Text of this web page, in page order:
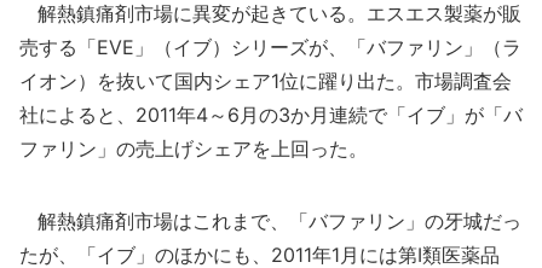
解熱鎮痛剤市場に異変が起きている。エスエス製薬が販
売する「EVE」（イブ）シリーズが、「バファリン」（ラ
イオン）を抜いて国内シェア1位に躍り出た。市場調査会
社によると、2011年4～6月の3か月連続で「イブ」が「バ
ファリン」の売上げシェアを上回った。
解熱鎮痛剤市場はこれまで、「バファリン」の牙城だっ
たが、「イブ」のほかにも、2011年1月には第I類医薬品